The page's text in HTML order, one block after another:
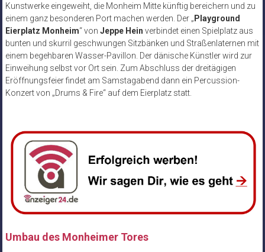
Kunstwerke eingeweiht, die Monheim Mitte künftig bereichern und zu
einem ganz besonderen Port machen werden. Der „ Playground
Eierplatz Monheim“ von Jeppe Hein verbindet einen Spielplatz aus
bunten und skurril geschwungen Sitzbänken und Straßenlaternen mit
einem begehbaren Wasser-Pavillon. Der dänische Künstler wird zur
Einweihung selbst vor Ort sein. Zum Abschluss der dreitägigen
Eröffnungsfeier findet am Samstagabend dann ein Percussion-
Konzert von „Drums & Fire“ auf dem Eierplatz statt.
Umbau des Monheimer Tores